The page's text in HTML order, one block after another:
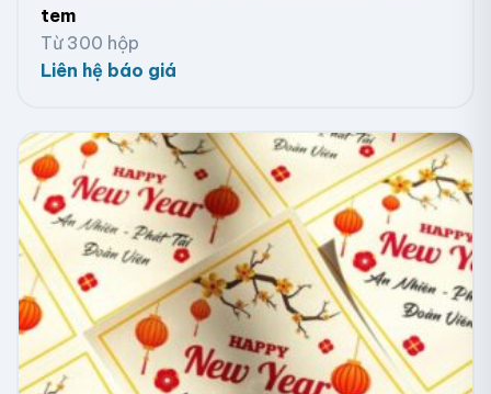
tem
Từ 300 hộp
Liên hệ báo giá